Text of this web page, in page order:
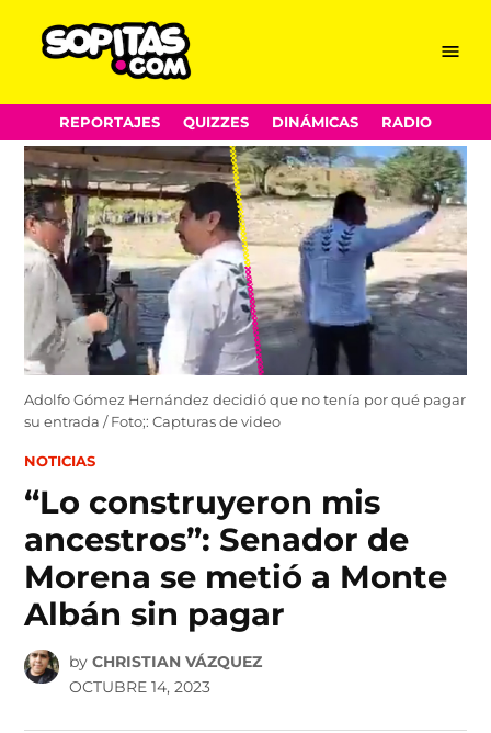
Skip
to
content
Menu
REPORTAJES QUIZZES DINÁMICAS RADIO
Adolfo Gómez Hernández decidió que no tenía por qué pagar
su entrada / Foto;: Capturas de video
POSTED
NOTICIAS
“Lo construyeron mis
ancestros”: Senador de
Morena se metió a Monte
Albán sin pagar
by CHRISTIAN VÁZQUEZ
OCTUBRE 14, 2023